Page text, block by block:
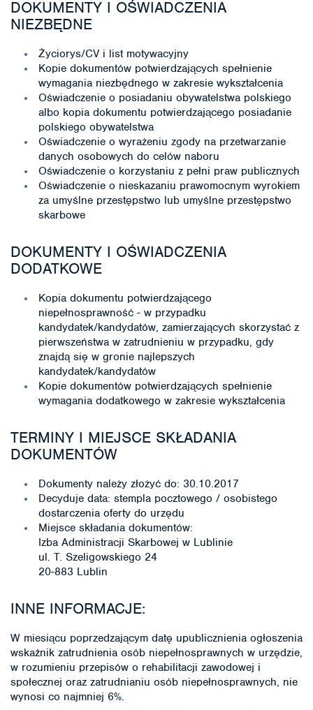
DOKUMENTY I OŚWIADCZENIA
NIEZBĘDNE
Życiorys/CV i list motywacyjny
Kopie dokumentów potwierdzających spełnienie
wymagania niezbędnego w zakresie wykształcenia
Oświadczenie o posiadaniu obywatelstwa polskiego
albo kopia dokumentu potwierdzającego posiadanie
polskiego obywatelstwa
Oświadczenie o wyrażeniu zgody na przetwarzanie
danych osobowych do celów naboru
Oświadczenie o korzystaniu z pełni praw publicznych
Oświadczenie o nieskazaniu prawomocnym wyrokiem
za umyślne przestępstwo lub umyślne przestępstwo
skarbowe
DOKUMENTY I OŚWIADCZENIA
DODATKOWE
Kopia dokumentu potwierdzającego
niepełnosprawność - w przypadku
kandydatek/kandydatów, zamierzających skorzystać z
pierwszeństwa w zatrudnieniu w przypadku, gdy
znajdą się w gronie najlepszych
kandydatek/kandydatów
Kopie dokumentów potwierdzających spełnienie
wymagania dodatkowego w zakresie wykształcenia
TERMINY I MIEJSCE SKŁADANIA
DOKUMENTÓW
Dokumenty należy złożyć do: 30.10.2017
Decyduje data: stempla pocztowego / osobistego
dostarczenia oferty do urzędu
Miejsce składania dokumentów:
Izba Administracji Skarbowej w Lublinie
ul. T. Szeligowskiego 24
20-883 Lublin
INNE INFORMACJE:
W miesiącu poprzedzającym datę upublicznienia ogłoszenia
wskaźnik zatrudnienia osób niepełnosprawnych w urzędzie,
w rozumieniu przepisów o rehabilitacji zawodowej i
społecznej oraz zatrudnianiu osób niepełnosprawnych, nie
wynosi co najmniej 6%.